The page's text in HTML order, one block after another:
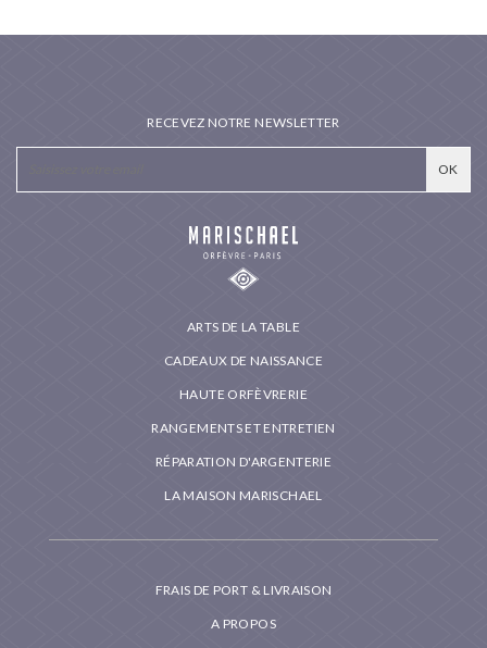
ARTS DE LA TABLE
CADEAUX DE NAISSANCE
HAUTE ORFÈVRERIE
RANGEMENTS ET ENTRETIEN
RÉPARATION D'ARGENTERIE
LA MAISON MARISCHAEL
FRAIS DE PORT & LIVRAISON
A PROPOS
RECEVEZ NOTRE NEWSLETTER